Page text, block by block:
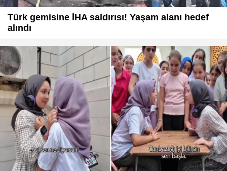
Türk gemisine İHA saldırısı! Yaşam alanı hedef
alındı